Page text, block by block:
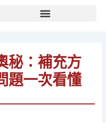
秘：補充方
題一次看懂